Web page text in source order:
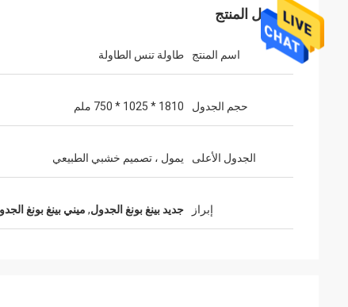
تفاصيل المنتج
اسم المنتج طاولة تنس الطاولة
حجم الجدول 1810 * 1025 * 750 ملم
الجدول الأعلى يمول ، تصميم خشبي الطبيعي
إبراز جديد بينغ بونغ الجدول, ميني بينغ بونغ